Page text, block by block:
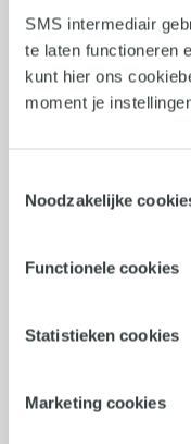
SMS intermediair
te laten functioneren
kunt hier ons
moment je
Noodzakelijke
Functionele cookies
Statistieken cookies
Marketing cookies
Junior
32 - 40
Den Bosch |